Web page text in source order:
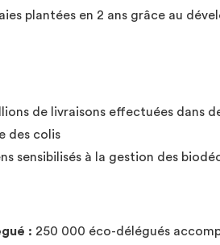
plantées en 2 ans grâce au
de livraisons effectuées dans
des colis
sensibilisés à la gestion des
: 250 000 éco-délégués